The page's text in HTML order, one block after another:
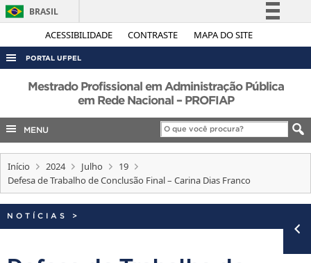
ACESSIBILIDADE CONTRASTE MAPA DO SITE
BRASIL
Simplifique!
Acesso à informação
Legislação
Canais
PORTAL UFPEL
ACESSO À INFORMAÇÃO
COBALTO
CONCURSOS
EDITAIS
Mestrado Profissional em Administração Pública
em Rede Nacional – PROFIAP
MENU
Início 2024 Julho
19
Defesa de Trabalho de Conclusão Final – Carina Dias Franco
NOTÍCIAS >